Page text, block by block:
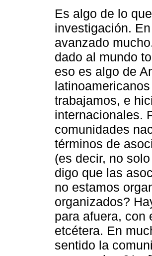
Es algo de lo
investigación.
avanzado
dado al mundo
eso es algo de
trabajamos, e
internacionales.
comunidades
términos de
(es decir, no
digo que las
no estamos
organizados?
para afuera, con
etcétera. En
sentido la